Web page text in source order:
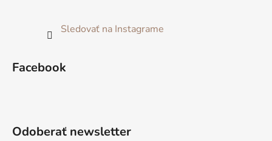
Sledovať na Instagrame
Facebook
Odoberať newsletter